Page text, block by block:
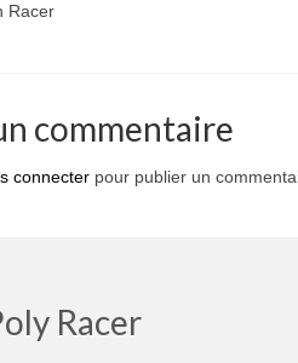
Racer
commentaire
connecter pour publier un
Racer